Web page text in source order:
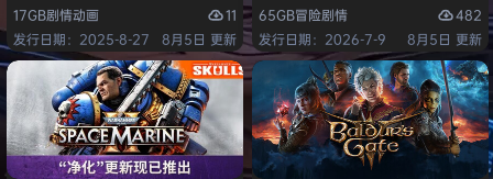
17GB剧情动画
11
发行日期：2025-8-27
8月5日 更新
65GB冒险剧情
482
发行日期：2026-7-9
8月5日 更新